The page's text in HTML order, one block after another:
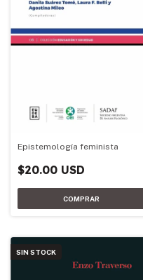
Epistemología feminista
$20.00 USD
SIN STOCK